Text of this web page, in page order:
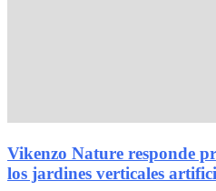
Vikenzo Nature responde
los jardines verticales